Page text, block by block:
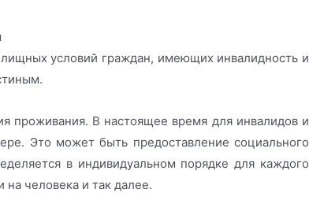
условий граждан, имеющих инвалидность и
проживания. В настоящее время для инвалидов и
Это может быть предоставление социального
в индивидуальном порядке для каждого
человека и так далее.